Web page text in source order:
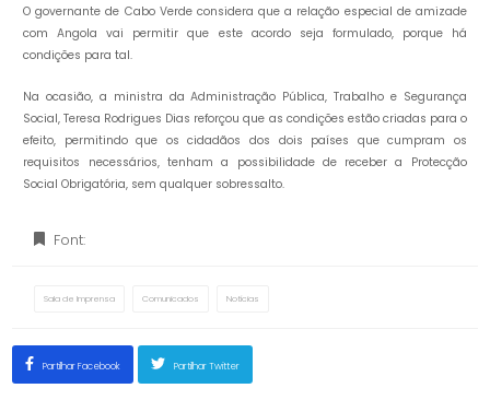
O governante de Cabo Verde considera que a relação especial de amizade
com Angola vai permitir que este acordo seja formulado, porque há
condições para tal.
Na ocasião, a ministra da Administração Pública, Trabalho e Segurança
Social, Teresa Rodrigues Dias reforçou que as condições estão criadas para o
efeito, permitindo que os cidadãos dos dois países que cumpram os
requisitos necessários, tenham a possibilidade de receber a Protecção
Social Obrigatória, sem qualquer sobressalto.
Font:
Sala de Imprensa Comunicados Notícias
Partilhar Facebook Partilhar Twitter